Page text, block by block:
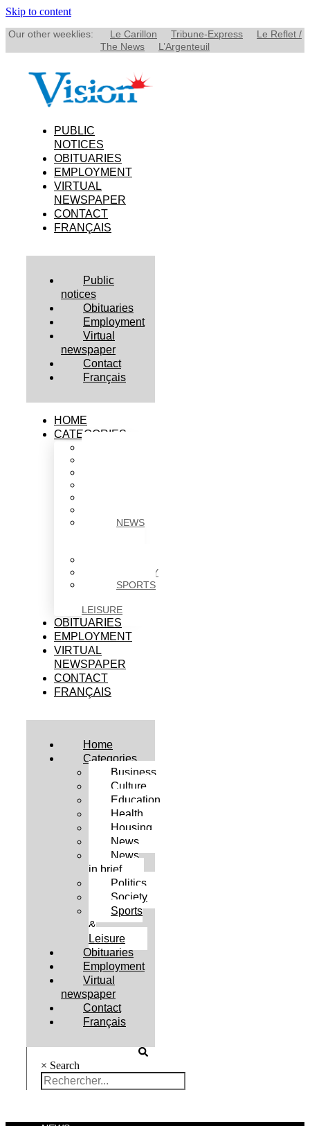
Skip to content
Our other weeklies: Le Carillon Tribune-Express
Le Reflet /
The News
L’Argenteuil
PUBLIC
NOTICES
OBITUARIES
EMPLOYMENT
VIRTUAL
NEWSPAPER
CONTACT
FRANÇAIS
Public
notices
Obituaries
Employment
Virtual
newspaper
Contact
Français
HOME
CATEGORIES
NEWS
SOCIETY
SPORTS
LEISURE
OBITUARIES
EMPLOYMENT
VIRTUAL
NEWSPAPER
CONTACT
FRANÇAIS
Home
Categories
Business
Culture
Education
Health
Housing
News
News
in brief
Politics
Society
Sports
&
Leisure
Obituaries
Employment
Virtual
newspaper
Contact
Français
× Search